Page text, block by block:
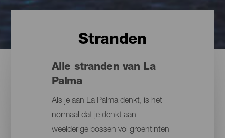
Stranden
Alle stranden van La
Palma
Als je aan La Palma denkt, is het
normaal dat je denkt aan
weelderige bossen vol groentinten